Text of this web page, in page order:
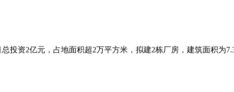
投资2亿元，占地面积超2万平方米，拟建2栋厂房，建筑面积为